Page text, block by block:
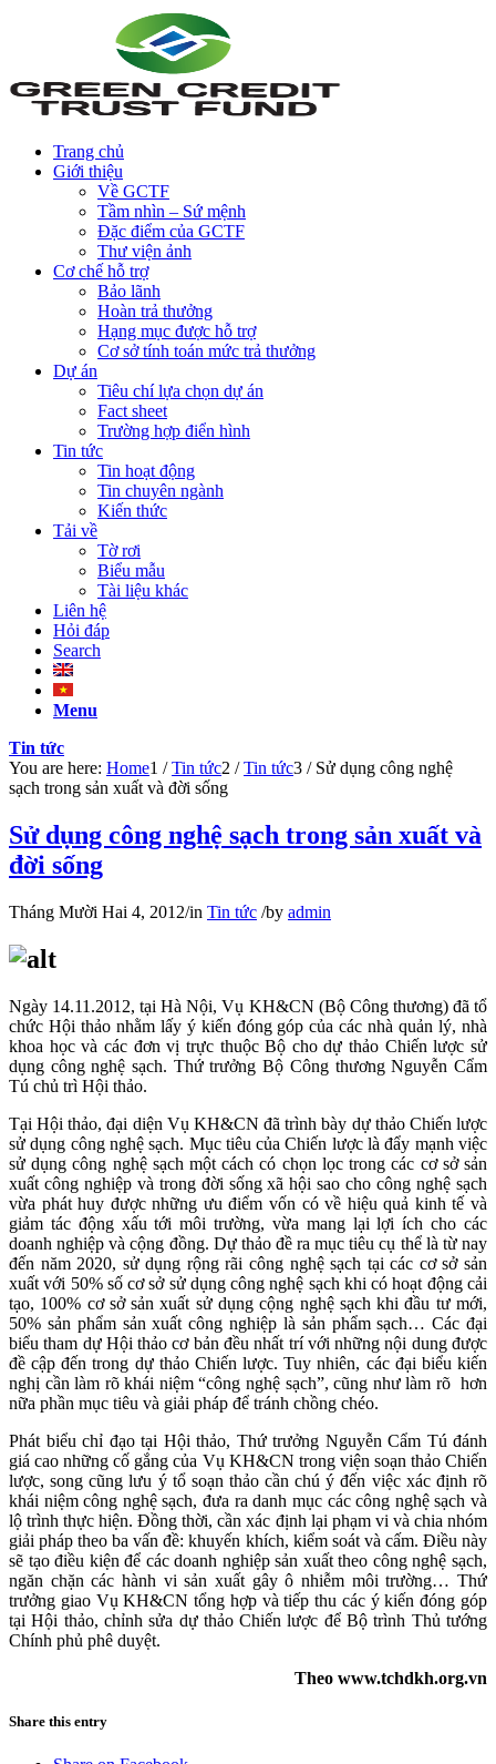
Trang chủ
Giới thiệu
Về GCTF
Tầm nhìn – Sứ mệnh
Đặc điểm của GCTF
Thư viện ảnh
Cơ chế hỗ trợ
Bảo lãnh
Hoàn trả thưởng
Hạng mục được hỗ trợ
Cơ sở tính toán mức trả thưởng
Dự án
Tiêu chí lựa chọn dự án
Fact sheet
Trường hợp điển hình
Tin tức
Tin hoạt động
Tin chuyên ngành
Kiến thức
Tải về
Tờ rơi
Biểu mẫu
Tài liệu khác
Liên hệ
Hỏi đáp
Search
Menu
Tin tức
You are here: Home1 / Tin tức2 / Tin tức3 / Sử dụng công nghệ
sạch trong sản xuất và đời sống
Sử dụng công nghệ sạch trong sản xuất và
đời sống
Tháng Mười Hai 4, 2012/in Tin tức /by admin
Ngày 14.11.2012, tại Hà Nội, Vụ KH&CN (Bộ Công thương) đã tổ
chức Hội thảo nhằm lấy ý kiến đóng góp của các nhà quản lý, nhà
khoa học và các đơn vị trực thuộc Bộ cho dự thảo Chiến lược sử
dụng công nghệ sạch. Thứ trưởng Bộ Công thương Nguyễn Cẩm
Tú chủ trì Hội thảo.
Tại Hội thảo, đại diện Vụ KH&CN đã trình bày dự thảo Chiến lược
sử dụng công nghệ sạch. Mục tiêu của Chiến lược là đẩy mạnh việc
sử dụng công nghệ sạch một cách có chọn lọc trong các cơ sở sản
xuất công nghiệp và trong đời sống xã hội sao cho công nghệ sạch
vừa phát huy được những ưu điểm vốn có về hiệu quả kinh tế và
giảm tác động xấu tới môi trường, vừa mang lại lợi ích cho các
doanh nghiệp và cộng đồng. Dự thảo đề ra mục tiêu cụ thể là từ nay
đến năm 2020, sử dụng rộng rãi công nghệ sạch tại các cơ sở sản
xuất với 50% số cơ sở sử dụng công nghệ sạch khi có hoạt động cải
tạo, 100% cơ sở sản xuất sử dụng cộng nghệ sạch khi đầu tư mới,
50% sản phẩm sản xuất công nghiệp là sản phẩm sạch… Các đại
biểu tham dự Hội thảo cơ bản đều nhất trí với những nội dung được
đề cập đến trong dự thảo Chiến lược. Tuy nhiên, các đại biểu kiến
nghị cần làm rõ khái niệm “công nghệ sạch”, cũng như làm rõ hơn
nữa phần mục tiêu và giải pháp để tránh chồng chéo.
Phát biểu chỉ đạo tại Hội thảo, Thứ trưởng Nguyễn Cẩm Tú đánh
giá cao những cố gắng của Vụ KH&CN trong viện soạn thảo Chiến
lược, song cũng lưu ý tổ soạn thảo cần chú ý đến việc xác định rõ
khái niệm công nghệ sạch, đưa ra danh mục các công nghệ sạch và
lộ trình thực hiện. Đồng thời, cần xác định lại phạm vi và chia nhóm
giải pháp theo ba vấn đề: khuyến khích, kiểm soát và cấm. Điều này
sẽ tạo điều kiện để các doanh nghiệp sản xuất theo công nghệ sạch,
ngăn chặn các hành vi sản xuất gây ô nhiễm môi trường… Thứ
trưởng giao Vụ KH&CN tổng hợp và tiếp thu các ý kiến đóng góp
tại Hội thảo, chỉnh sửa dự thảo Chiến lược để Bộ trình Thủ tướng
Chính phủ phê duyệt.
Theo www.tchdkh.org.vn
Share this entry